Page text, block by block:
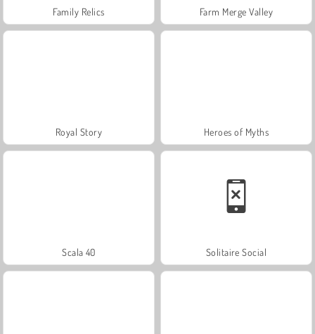
Family Relics Farm Merge Valley
Royal Story Heroes of Myths
Scala 40 Solitaire Social